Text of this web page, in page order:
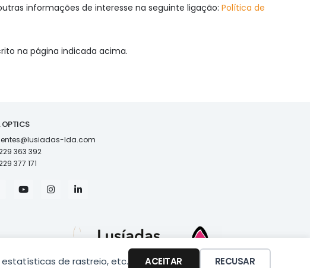
de rastreio, etc. ACEITAR RECUSAR
informações de interesse na seguinte ligação: Política de
na página indicada acima.
OPTICS
lda.com
363 392
377 171
Y
o
e
I
n
r
i
d
i
i